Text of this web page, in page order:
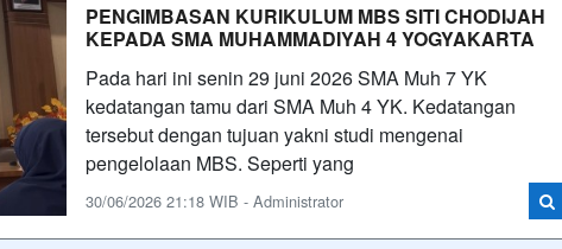
PENGIMBASAN KURIKULUM MBS SITI CHODIJAH
KEPADA SMA MUHAMMADIYAH 4 YOGYAKARTA
Pada hari ini senin 29 juni 2026 SMA Muh 7 YK
kedatangan tamu dari SMA Muh 4 YK. Kedatangan
tersebut dengan tujuan yakni studi mengenai
pengelolaan MBS. Seperti yang
30/06/2026 21:18 WIB - Administrator